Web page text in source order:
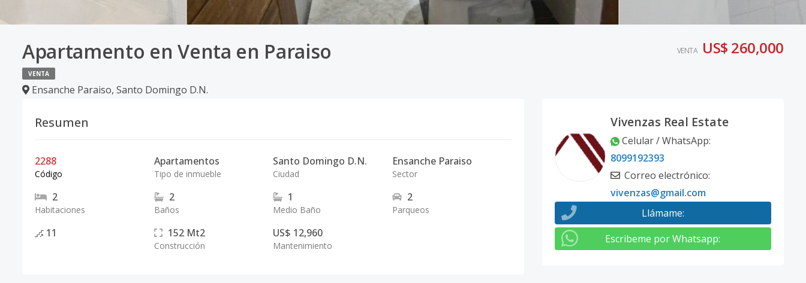
Apartamento en Venta en Paraiso
VENTA
Ensanche Paraiso, Santo Domingo D.N.
VENTA US$ 260,000
Resumen
2288
Código
Apartamentos
Tipo de inmueble
Santo Domingo D.N.
Ciudad
Ensanche Paraiso
Sector
2
Habitaciones
2
Baños
1
Medio Baño
2
Parqueos
11 152 Mt2
Construcción
US$ 12,960
Mantenimiento
Vivenzas Real Estate
Celular / WhatsApp:
8099192393
Correo electrónico:
vivenzas@gmail.com
Llámame:
Escribeme por Whatsapp: